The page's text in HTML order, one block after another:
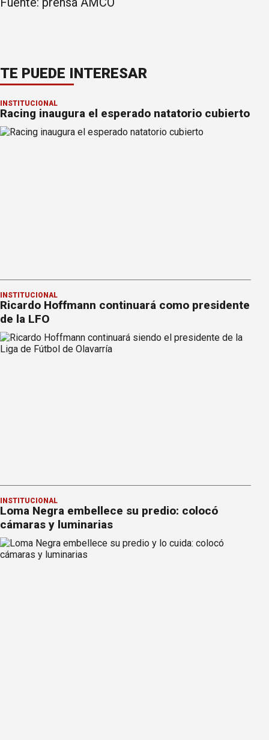
TE PUEDE INTERESAR
INSTITUCIONAL
Racing inaugura el esperado natatorio cubierto
INSTITUCIONAL
Ricardo Hoffmann continuará como presidente
de la LFO
INSTITUCIONAL
Loma Negra embellece su predio: colocó
cámaras y luminarias